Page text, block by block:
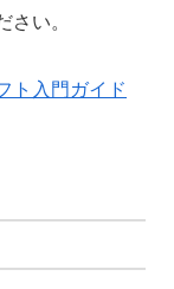
さい。
ト入門ガイド